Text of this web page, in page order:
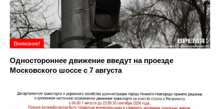
Внимание!
Одностороннее движение введут на проезде
Московского шоссе с 7 августа